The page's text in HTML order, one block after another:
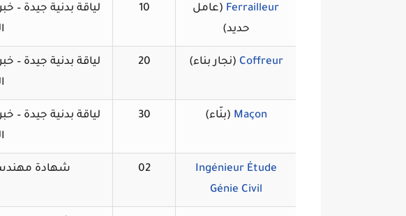
Ferrailleur (عامل
حديد)
10
لياقة بدنية جيدة –
Coffreur (نجار بناء) 20
لياقة بدنية جيدة –
Maçon (بنّاء) 30
لياقة بدنية جيدة –
Ingénieur Étude
Génie Civil
02 شهادة مهندس